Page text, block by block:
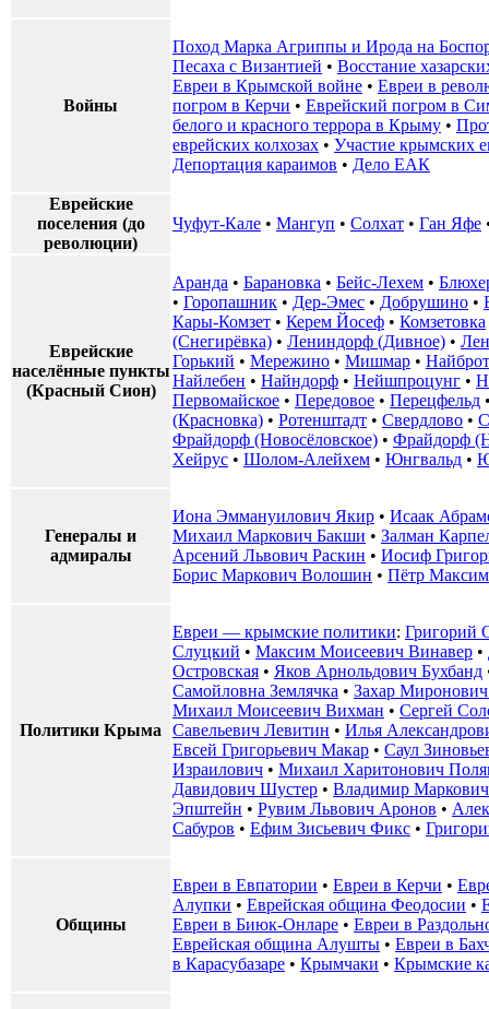
Войны
Поход Марка Агриппы и Ирода на
Песаха с Византией • Восстание
Евреи в Крымской войне • Евреи в
погром в Керчи • Еврейский погром в
белого и красного террора в Крыму •
еврейских колхозах • Участие крымских
Депортация караимов • Дело ЕАК
Еврейские
поселения (до
революции)
Чуфут-Кале • Мангуп • Солхат • Ган Яфе
Еврейские
населённые пункты
(Красный Сион)
Аранда • Барановка • Бейс-Лехем •
• Горопашник • Дер-Эмес • Добрушино •
Кары-Комзет • Керем Йосеф • Комзетовка
(Снегирёвка) • Лениндорф (Дивное) •
Горький • Мережино • Мишмар • Найброт
Найлебен • Найндорф • Нейшпроцунг •
Первомайское • Передовое • Перецфельд
(Красновка) • Ротенштадт • Свердлово •
Фрайдорф (Новосёловское) • Фрайдорф
Хейрус • Шолом-Алейхем • Юнгвальд •
Генералы и
адмиралы
Иона Эммануилович Якир • Исаак
Михаил Маркович Бакши • Залман
Арсений Львович Раскин • Иосиф
Борис Маркович Волошин • Пётр
Политики Крыма
Евреи — крымские политики: Григорий
Слуцкий • Максим Моисеевич Винавер •
Островская • Яков Арнольдович Бухбанд
Самойловна Землячка • Захар
Михаил Моисеевич Вихман • Сергей
Савельевич Левитин • Илья
Евсей Григорьевич Макар • Саул
Израилович • Михаил Харитонович
Давидович Шустер • Владимир
Эпштейн • Рувим Львович Аронов •
Сабуров • Ефим Зисьевич Фикс •
Общины
Евреи в Евпатории • Евреи в Керчи •
Алупки • Еврейская община Феодосии •
Евреи в Биюк-Онларе • Евреи в
Еврейская община Алушты • Евреи в
в Карасубазаре • Крымчаки • Крымские